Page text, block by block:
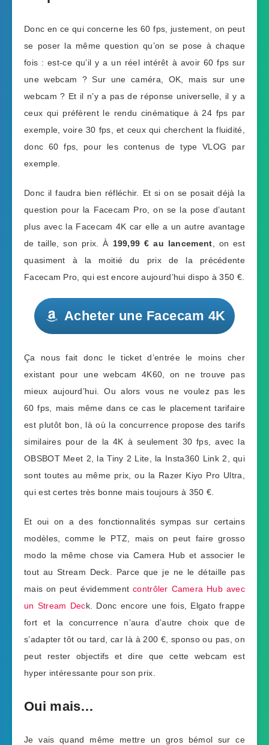
Donc en ce qui concerne les 60 fps, justement, on peut
se poser la même question qu’on se pose à chaque
fois : est-ce qu’il y a un réel intérêt à avoir 60 fps sur
une webcam ? Sur une caméra, OK, mais sur une
webcam ? Et il n’y a pas de réponse universelle, il y a
ceux qui préfèrent le rendu cinématique à 24 fps par
exemple, voire 30 fps, et ceux qui cherchent la fluidité,
donc 60 fps, pour les contenus de type VLOG par
exemple.
Donc il faudra bien réfléchir. Et si on se posait déjà la
question pour la Facecam Pro, on se la pose d’autant
plus avec la Facecam 4K car elle a un autre avantage
de taille, son prix. À 199,99 € au lancement , on est
quasiment à la moitié du prix de la précédente
Facecam Pro, qui est encore aujourd’hui dispo à 350 €.
Acheter une Facecam 4K
Ça nous fait donc le ticket d’entrée le moins cher
existant pour une webcam 4K60, on ne trouve pas
mieux aujourd’hui. Ou alors vous ne voulez pas les
60 fps, mais même dans ce cas le placement tarifaire
est plutôt bon, là où la concurrence propose des tarifs
similaires pour de la 4K à seulement 30 fps, avec la
OBSBOT Meet 2, la Tiny 2 Lite, la Insta360 Link 2, qui
sont toutes au même prix, ou la Razer Kiyo Pro Ultra,
qui est certes très bonne mais toujours à 350 €.
Et oui on a des fonctionnalités sympas sur certains
modèles, comme le PTZ, mais on peut faire grosso
modo la même chose via Camera Hub et associer le
tout au Stream Deck. Parce que je ne le détaille pas
mais on peut évidemmentcontrôler Camera Hub avec
un Stream Deck. Donc encore une fois, Elgato frappe
fort et la concurrence n’aura d’autre choix que de
s’adapter tôt ou tard, car là à 200 €, sponso ou pas, on
peut rester objectifs et dire que cette webcam est
hyper intéressante pour son prix.
Oui mais…
Je vais quand même mettre un gros bémol sur ce